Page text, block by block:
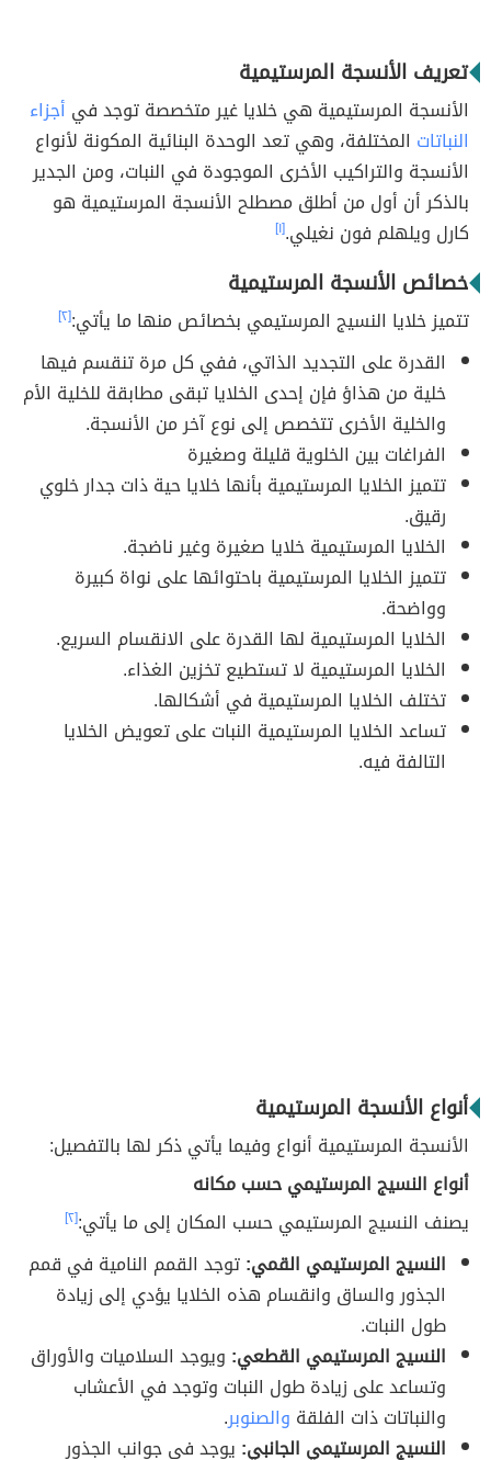
تعريف الأنسجة المرستيمية
الأنسجة المرستيمية هي خلايا غير متخصصة توجد في أجزاء
النباتات المختلفة، وهي تعد الوحدة البنائية المكونة لأنواع
الأنسجة والتراكيب الأخرى الموجودة في النبات، ومن الجدير
بالذكر أن أول من أطلق مصطلح الأنسجة المرستيمية هو
كارل ويلهلم فون نغيلي.[١]
خصائص الأنسجة المرستيمية
تتميز خلايا النسيج المرستيمي بخصائص منها ما يأتي:[٢]
القدرة على التجديد الذاتي، ففي كل مرة تنقسم فيها
خلية من هذاؤ فإن إحدى الخلايا تبقى مطابقة للخلية الأم
والخلية الأخرى تتخصص إلى نوع آخر من الأنسجة.
الفراغات بين الخلوية قليلة وصغيرة
تتميز الخلايا المرستيمية بأنها خلايا حية ذات جدار خلوي
رقيق.
الخلايا المرستيمية خلايا صغيرة وغير ناضجة.
تتميز الخلايا المرستيمية باحتوائها على نواة كبيرة
وواضحة.
الخلايا المرستيمية لها القدرة على الانقسام السريع.
الخلايا المرستيمية لا تستطيع تخزين الغذاء.
تختلف الخلايا المرستيمية في أشكالها.
تساعد الخلايا المرستيمية النبات على تعويض الخلايا
التالفة فيه.
أنواع الأنسجة المرستيمية
الأنسجة المرستيمية أنواع وفيما يأتي ذكر لها بالتفصيل:
أنواع النسيج المرستيمي حسب مكانه
يصنف النسيج المرستيمي حسب المكان إلى ما يأتي:[٢]
النسيج المرستيمي القمي:توجد القمم النامية في قمم
الجذور والساق وانقسام هذه الخلايا يؤدي إلى زيادة
طول النبات.
النسيج المرستيمي القطعي: ويوجد السلاميات والأوراق
وتساعد على زيادة طول النبات وتوجد في الأعشاب
والنباتات ذات الفلقة والصنوبر.
النسيج المرستيمي الجانبي: يوجد في جوانب الجذور